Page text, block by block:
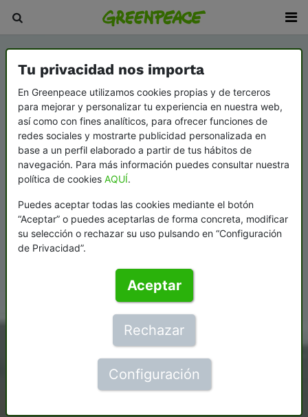
Tu privacidad nos importa
En Greenpeace utilizamos cookies propias y de terceros
para mejorar y personalizar tu experiencia en nuestra web,
así como con fines analíticos, para ofrecer funciones de
redes sociales y mostrarte publicidad personalizada en
base a un perfil elaborado a partir de tus hábitos de
navegación. Para más información puedes consultar nuestra
política de cookies AQUÍ.
Puedes aceptar todas las cookies mediante el botón
“Aceptar” o puedes aceptarlas de forma concreta, modificar
su selección o rechazar su uso pulsando en “Configuración
de Privacidad”.
Aceptar
Rechazar
Configuración